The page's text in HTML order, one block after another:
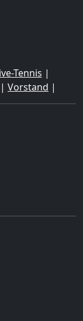
Tennis |
| Vorstand |